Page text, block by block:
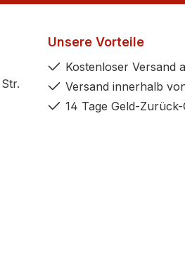
Unsere Vorteile
Kostenloser Versand
Versand innerhalb
14 Tage Geld-Zurück-